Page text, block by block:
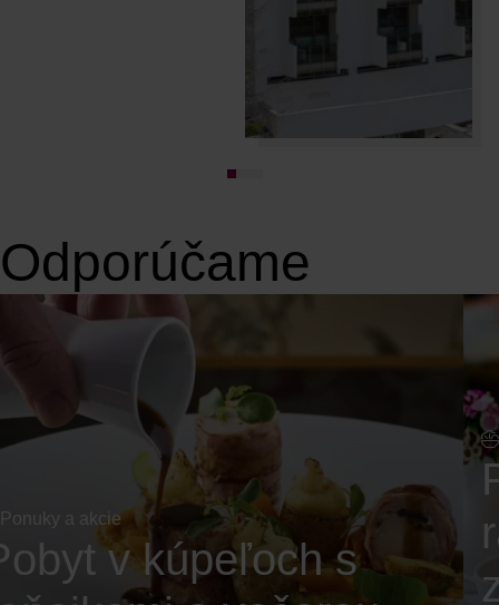
Odporúčame
Ponuky a akcie
v kúpeľoch s